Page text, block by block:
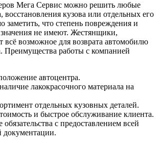
Мега Сервис можно решить любые
кузова или отдельных его
заметить, что степень повреждения и
не имеют. Жестянщики,
всё возможное для возврата автомобилю
Преимущества работы с компанией
автоцентра.
лакокрасочного материала на
отдельных кузовных деталей.
и быстрое обслуживание клиента.
с предоставлением всей
документации.